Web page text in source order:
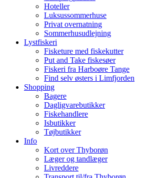
Hoteller
Luksussommerhuse
Privat overnatning
Sommerhusudlejning
Lystfiskeri
Fisketure med fiskekutter
Put and Take fiskesøer
Fiskeri fra Harboøre Tange
Find selv østers i Limfjorden
Shopping
Bagere
Dagligvarebutikker
Fiskehandlere
Isbutikker
Tøjbutikker
Info
Kort over Thyborøn
Læger og tandlæger
Livreddere